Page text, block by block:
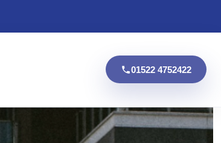
01522 4752422